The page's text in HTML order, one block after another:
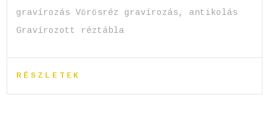
gravírozás Vörösréz gravírozás, antikolás
Gravírozott réztábla
RÉSZLETEK